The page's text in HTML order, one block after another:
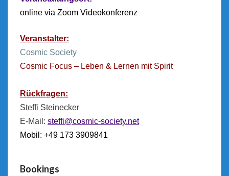
online via Zoom Videokonferenz
Veranstalter:
Cosmic Society
Cosmic Focus – Leben & Lernen mit Spirit
Rückfragen:
Steffi Steinecker
E-Mail: steffi@cosmic-society.net
Mobil: +49 173 3909841
Bookings